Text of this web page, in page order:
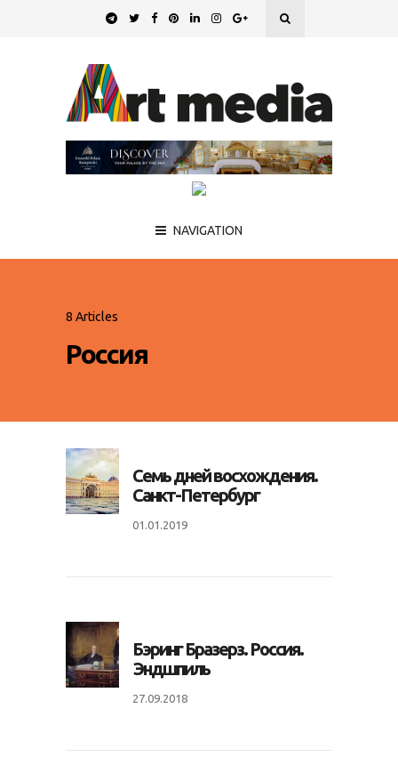
NAVIGATION
8 Articles
Россия
Семь дней восхождения.
Санкт-Петербург
01.01.2019
Бэринг Бразерз. Россия.
Эндшпиль
27.09.2018